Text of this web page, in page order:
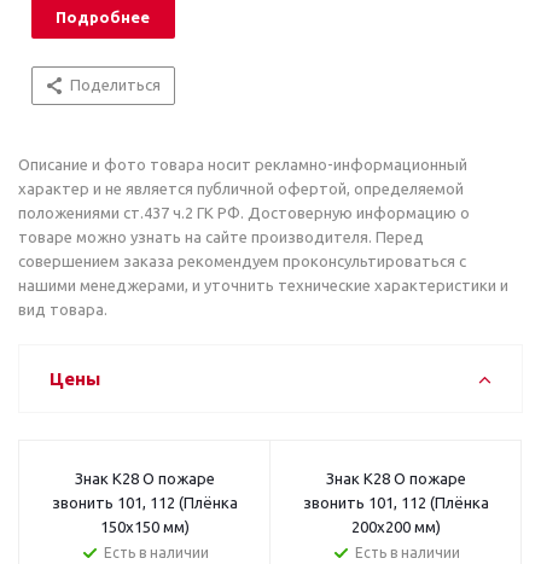
Подробнее
Поделиться
Описание и фото товара носит рекламно-информационный
характер и не является публичной офертой, определяемой
положениями ст.437 ч.2 ГК РФ. Достоверную информацию о
товаре можно узнать на сайте производителя. Перед
совершением заказа рекомендуем проконсультироваться с
нашими менеджерами, и уточнить технические характеристики и
вид товара.
Цены
Знак K28 О пожаре
звонить 101, 112 (Плёнка
150x150 мм)
Есть в наличии
Знак K28 О пожаре
звонить 101, 112 (Плёнка
200x200 мм)
Есть в наличии